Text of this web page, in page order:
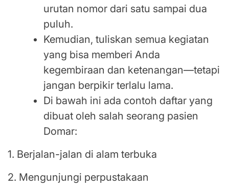
urutan nomor dari satu sampai dua
puluh.
Kemudian, tuliskan semua kegiatan
yang bisa memberi Anda
kegembiraan dan ketenangan—tetapi
jangan berpikir terlalu lama.
Di bawah ini ada contoh daftar yang
dibuat oleh salah seorang pasien
Domar:
1. Berjalan-jalan di alam terbuka
2. Mengunjungi perpustakaan